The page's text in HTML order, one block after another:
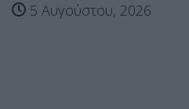
5 Αυγούστου, 2026